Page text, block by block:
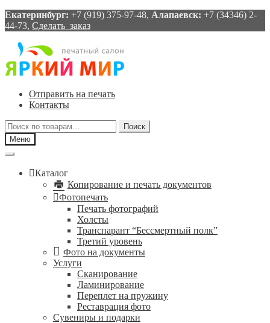
Екатеринбург: +7 (919) 375-97-48, Алапаевск: +7 (34346) 2-
44-73, Сделать заказ
Перейти
навигации
Перейти
содержимому
Отправить на печать
Контакты
Искать:
Поиск
Меню
Каталог
Копирование и печать документов
Фотопечать
Печать фотографий
Холсты
Транспарант “Бессмертный полк”
Третий уровень
Фото на документы
Услуги
Сканирование
Ламинирование
Переплет на пружину
Реставрация фото
Сувениры и подарки